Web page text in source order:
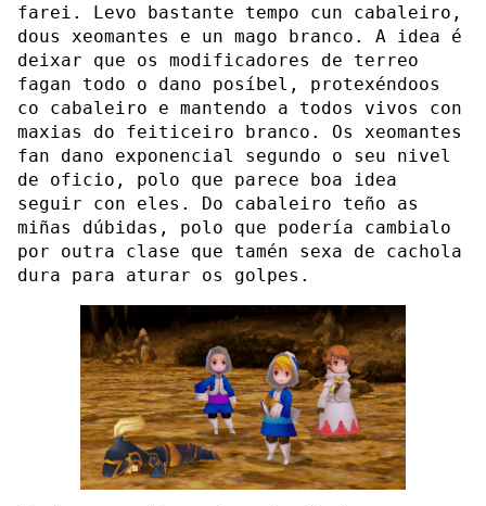
farei. Levo bastante tempo cun cabaleiro,
dous xeomantes e un mago branco. A idea é
deixar que os modificadores de terreo
fagan todo o dano posíbel, protexéndoos
co cabaleiro e mantendo a todos vivos con
maxias do feiticeiro branco. Os xeomantes
fan dano exponencial segundo o seu nivel
de oficio, polo que parece boa idea
seguir con eles. Do cabaleiro teño as
miñas dúbidas, polo que podería cambialo
por outra clase que tamén sexa de cachola
dura para aturar os golpes.